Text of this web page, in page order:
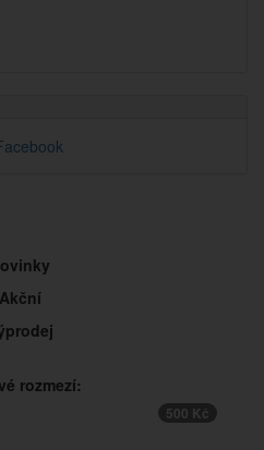
Akční
rozmezí:
500 Kč